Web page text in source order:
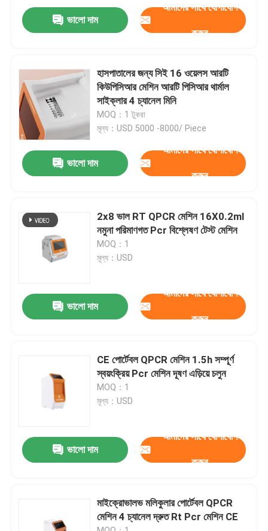
পণ্য
VR প্রদর্শন
কারখানা ভ্রমণ
মান নিয়ন্ত্রণ
যোগাযোগ করুন
ভালো দাম
আমাদের সাথে যোগাযোগ
করুন
হাসপাতালের জন্য সিই 16 ওয়েলস আরটি
কিউপিসিআর মেশিন আরটি পিসিআর থার্মাল
সাইক্লার 4 চ্যানেল মিনি
MOQ：1 টুকরা
মূল্য：USD 5000 -8000/ Piece
ভালো দাম
আমাদের সাথে যোগাযোগ
করুন
2x8 ভাল RT QPCR মেশিন 16X0.2ml
নমুনা পরিমাণগত Pcr বিশ্লেষণ টেস্ট মেশিন
MOQ：1
মূল্য：USD
ভালো দাম
আমাদের সাথে যোগাযোগ
করুন
CE পোর্টেবল QPCR মেশিন 1.5h সম্পূর্ণ
স্বয়ংক্রিয় Pcr মেশিন দূষণ এড়িয়ে চলুন
MOQ：1
মূল্য：USD
ভালো দাম
আমাদের সাথে যোগাযোগ
করুন
মাইক্রোভালভ মলিকুলার পোর্টেবল QPCR
মেশিন 4 চ্যানেল দ্রুত Rt Pcr মেশিন CE